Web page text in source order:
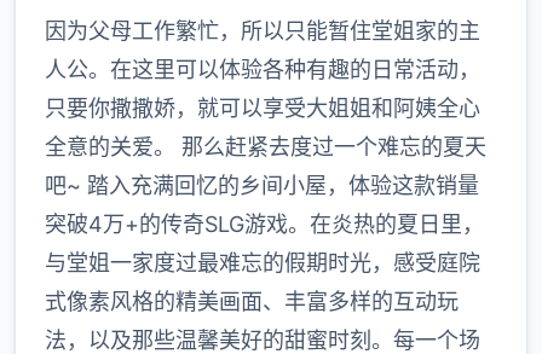
因为父母工作繁忙，所以只能暂住堂姐家的主
人公。在这里可以体验各种有趣的日常活动，
只要你撒撒娇，就可以享受大姐姐和阿姨全心
全意的关爱。 那么赶紧去度过一个难忘的夏天
吧~ 踏入充满回忆的乡间小屋，体验这款销量
突破4万+的传奇SLG游戏。在炎热的夏日里，
与堂姐一家度过最难忘的假期时光，感受庭院
式像素风格的精美画面、丰富多样的互动玩
法，以及那些温馨美好的甜蜜时刻。每一个场